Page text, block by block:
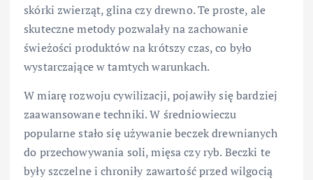
skórki zwierząt, glina czy drewno. Te proste, ale
skuteczne metody pozwalały na zachowanie
świeżości produktów na krótszy czas, co było
wystarczające w tamtych warunkach.
W miarę rozwoju cywilizacji, pojawiły się bardziej
zaawansowane techniki. W średniowieczu
popularne stało się używanie beczek drewnianych
do przechowywania soli, mięsa czy ryb. Beczki te
były szczelne i chroniły zawartość przed wilgocią